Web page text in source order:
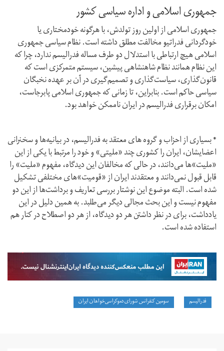
جمهوری اسلامی و اداره سیاسی کشور
جمهوری اسلامی از اولین روز تولدش، با هر‌گونه خودمختاری یا
خودگردانی فدراتیو مخالفت مطلق داشته است. نظام سیاسی جمهوری
اسلامی هیچ ارتباطی با استدلال دو طرف مساله فدرالیسم ندارد، چرا که
این نظام همانند نظام شاهنشاهی پیشین، سیستم متمرکزی است که
قانون‌گذاری، سیاست‌گذاری و تصمیم‌گیری در آن بر عهده نخبگان
سیاسی حاکم است. بنابراین، تا زمانی که جمهوری اسلامی پابرجاست،
امکان برقراری فدرالیسم در ایران ناممکن خواهد بود.
* بسیاری از احزاب و گروه های معتقد به فدرالیسم، در بیانیه‌ها و سخنرانی
اعضایشان، ایران را کشوری چند «ملیتی» و خود را مرتبط با یکی از این
«ملیت»ها می‌دانند، در حالی که مخالفان این دیدگاه، مفهوم «ملیت» را
قابل قبول نمی‌دانند و معتقدند ایران از «قومیت»های مختلفی تشکیل
شده است. البته موضوع این نوشتار بررسی تعاریف و برداشت‌ها از این دو
مفهوم نیست و این بحث مجالی دیگر می‌طلبد. به همین دلیل در این
یادداشت، برای در نظر داشتن هر دو دیدگاه، از هر دو اصطلاح در کنار هم
استفاده شده است.
فدرالیسم سومین کنفرانس شورای دموکراسی‌خواهان ایران